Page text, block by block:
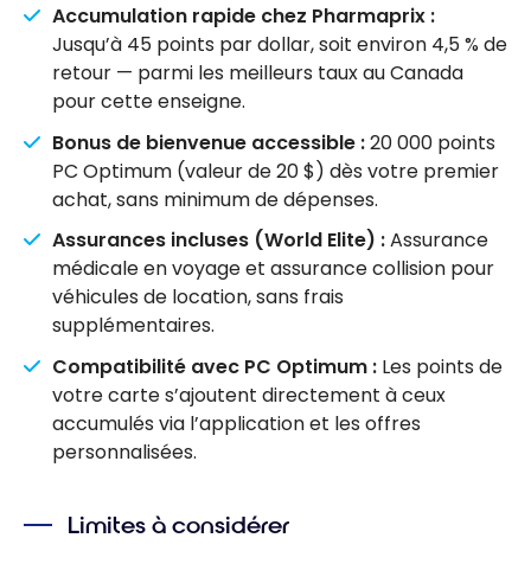
Accumulation rapide chez Pharmaprix :
Jusqu’à 45 points par dollar, soit environ 4,5 % de
retour — parmi les meilleurs taux au Canada
pour cette enseigne.
Bonus de bienvenue accessible :20 000 points
PC Optimum (valeur de 20 $) dès votre premier
achat, sans minimum de dépenses.
Assurances incluses (World Elite) :Assurance
médicale en voyage et assurance collision pour
véhicules de location, sans frais
supplémentaires.
Compatibilité avec PC Optimum : Les points de
votre carte s’ajoutent directement à ceux
accumulés via l’application et les offres
personnalisées.
Limites à considérer